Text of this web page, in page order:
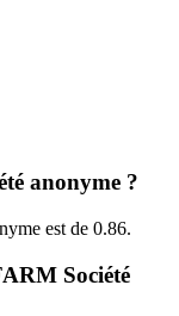
anonyme ?
est de 0.86.
Société